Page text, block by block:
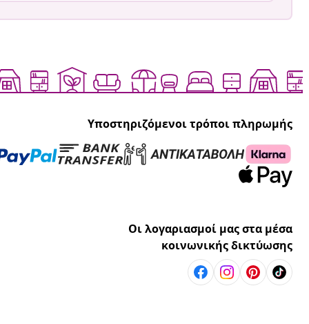
Υποστηριζόμενοι τρόποι πληρωμής
Οι λογαριασμοί μας στα μέσα
κοινωνικής δικτύωσης